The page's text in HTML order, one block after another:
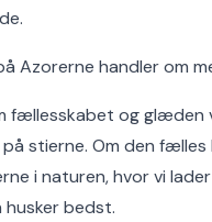
Azorerne handler om
fællesskabet og glæden
stierne. Om den
i naturen, hvor vi
husker bedst.